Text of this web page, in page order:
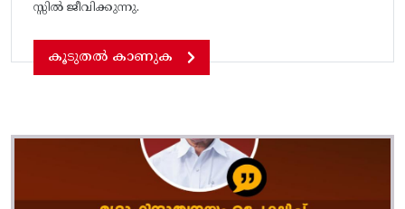
സ്സിൽ ജീവിക്കുന്നു.
കൂടുതൽ കാണുക